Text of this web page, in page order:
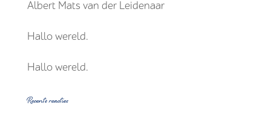
Albert Mats van der Leidenaar
Hallo wereld.
Hallo wereld.
Recente reacties